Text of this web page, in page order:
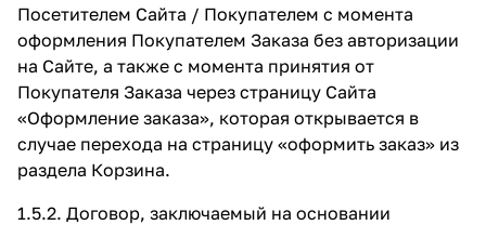
Посетителем Сайта / Покупателем с момента
оформления Покупателем Заказа без авторизации
на Сайте, а также с момента принятия от
Покупателя Заказа через страницу Сайта
«Оформление заказа», которая открывается в
случае перехода на страницу «оформить заказ» из
раздела Корзина.
1.5.2. Договор, заключаемый на основании